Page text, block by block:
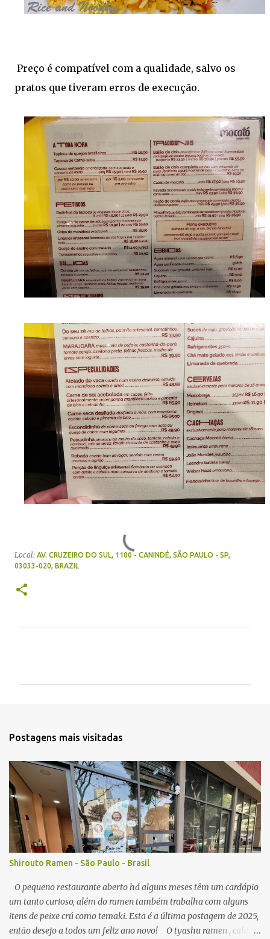
Preço é compatível com a qualidade, salvo os
pratos que tiveram erros de execução.
Local: AV. CRUZEIRO DO SUL, 1100 - CANINDÉ, SÃO PAULO - SP,
03033-020, BRAZIL
r
i
o
s
Postagens mais visitadas
Shirouto Ramen - São Paulo - Brasil
O pequeno restaurante aberto há alguns meses têm um cardápio
um tanto curioso, além do ramen também trabalha com alguns
itens de peixe crú como temaki. Esta é a última postagem de 2025,
então desejo a todos um feliz ano novo! O tyashu ramen , caldo